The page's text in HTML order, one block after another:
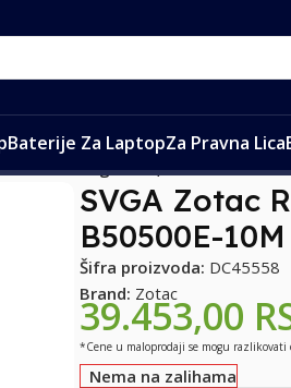
Baterije Za LaptopZa Pravna Lica
Twin Edge 8GB, ZT-B50500E-
SVGA Zotac
B50500E-10M
Šifra proizvoda: DC45558
Brand: Zotac
39.453,00
*Cene u maloprodaji se mogu razlikovati
Nema na zalihama